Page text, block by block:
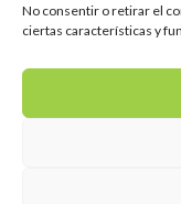
No consentir o retirar el
ciertas características y
957 39 1215